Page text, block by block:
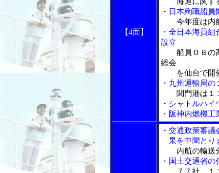
【4面】
・日本殉職船
今年度は内
・全日本海員
設立
船員ＯＢの
総会
を仙台で開
・九州運輸局
関門港は１
・シャトルハ
・阪神内燃機
・交通政策審
果を中間とり
内航の輸送
・国土交通省
７７社、１